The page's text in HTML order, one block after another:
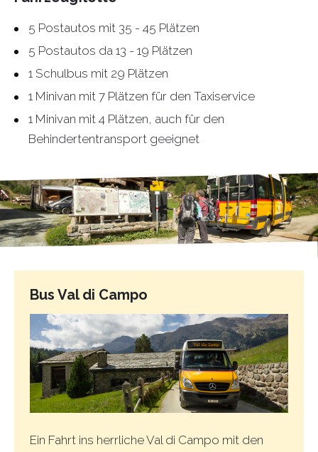
5 Postautos mit 35 - 45 Plätzen
5 Postautos da 13 - 19 Plätzen
1 Schulbus mit 29 Plätzen
1 Minivan mit 7 Plätzen für den Taxiservice
1 Minivan mit 4 Plätzen, auch für den
Behindertentransport geeignet
Bus Val di Campo
Ein Fahrt ins herrliche Val di Campo mit den